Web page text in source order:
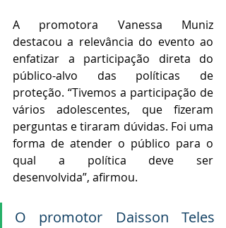
A promotora Vanessa Muniz
destacou a relevância do evento ao
enfatizar a participação direta do
público-alvo das políticas de
proteção. “Tivemos a participação de
vários adolescentes, que fizeram
perguntas e tiraram dúvidas. Foi uma
forma de atender o público para o
qual a política deve ser
desenvolvida”, afirmou.
O promotor Daisson Teles